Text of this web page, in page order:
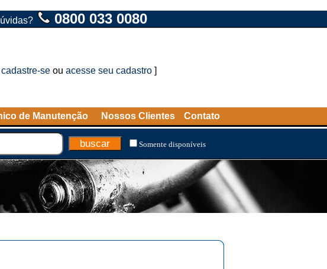
0800 033 0080
cadastre-se ou acesse seu cadastro ]
de Manutenção Nossos Clientes Contato
Somente disponíveis